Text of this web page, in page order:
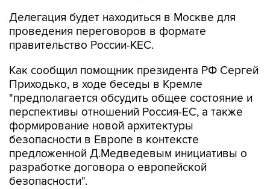
Делегация будет находиться в Москве для
проведения переговоров в формате
правительство России-КЕС.
Как сообщил помощник президента РФ Сергей
Приходько, в ходе беседы в Кремле
"предполагается обсудить общее состояние и
перспективы отношений Россия-ЕС, а также
формирование новой архитектуры
безопасности в Европе в контексте
предложенной Д.Медведевым инициативы о
разработке договора о европейской
безопасности".